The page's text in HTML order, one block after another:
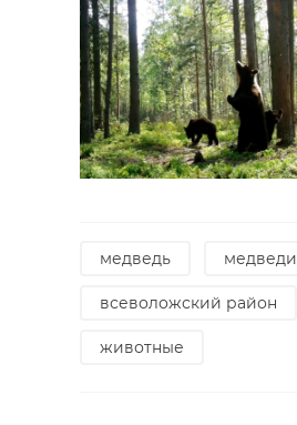
медведь медведи
всеволожский район
животные